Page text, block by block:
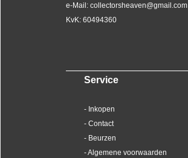
e-Mail: collectorsheaven@gmail.com
KvK: 60494360
Service
- Inkopen
- Contact
- Beurzen
- Algemene voorwaarden